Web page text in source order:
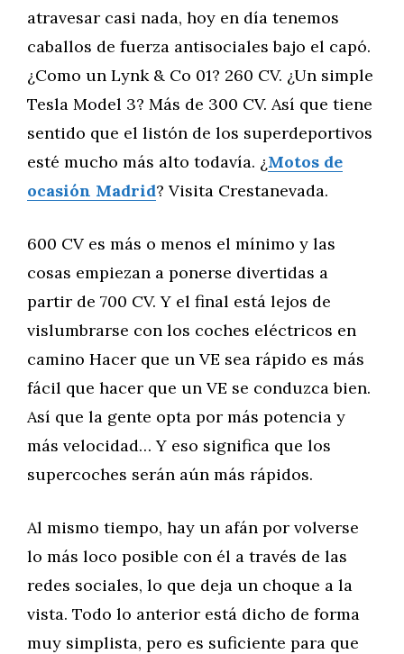
atravesar casi nada, hoy en día tenemos
caballos de fuerza antisociales bajo el capó.
¿Como un Lynk & Co 01? 260 CV. ¿Un simple
Tesla Model 3? Más de 300 CV. Así que tiene
sentido que el listón de los superdeportivos
esté mucho más alto todavía. ¿Motos de
ocasión Madrid? Visita Crestanevada.
600 CV es más o menos el mínimo y las
cosas empiezan a ponerse divertidas a
partir de 700 CV. Y el final está lejos de
vislumbrarse con los coches eléctricos en
camino Hacer que un VE sea rápido es más
fácil que hacer que un VE se conduzca bien.
Así que la gente opta por más potencia y
más velocidad… Y eso significa que los
supercoches serán aún más rápidos.
Al mismo tiempo, hay un afán por volverse
lo más loco posible con él a través de las
redes sociales, lo que deja un choque a la
vista. Todo lo anterior está dicho de forma
muy simplista, pero es suficiente para que